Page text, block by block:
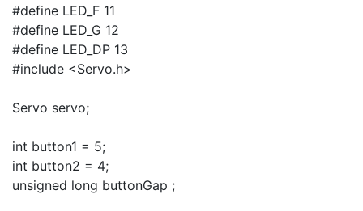
#define LED_F 11
#define LED_G 12
#define LED_DP 13
#include <Servo.h>
Servo servo;
int button1 = 5;
int button2 = 4;
unsigned long buttonGap ;